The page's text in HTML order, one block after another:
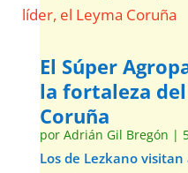
El Súper
la fortaleza
Coruña
por Adrián Gil Bregón |
Los de Lezkano